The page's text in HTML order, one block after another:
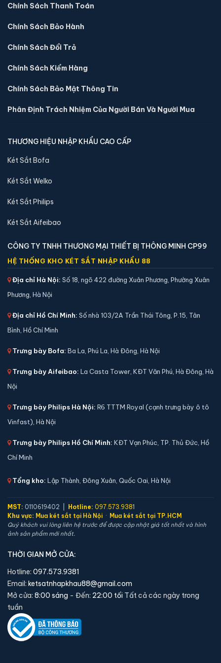
Khám phá thêm các mẫu thuộc dòng
so sánh kích thước, công nghệ khoá và mức giá trước khi đặt
hàng.
Két sắt mini Liberty LB30S-G vân tay điện tử màu
gold chính hãng
📐 Kích thước:30 x 39 x 32 cm
⚖️ Trọng lượng:
🛡️ Bảo hành:24 tháng
4,290,000 đ
Xem chi tiết →
⚖️ Trọng lượng:45 kg
🔒 Khoá:
🛡️ Bảo hành:24 tháng
4,290,000 đ
Chính Sách Thanh Toán
Chính Sách Bảo Hành
Chính Sách Đổi Trả
Chính Sách Kiểm Hàng
Chính Sách Bảo Mật Thông Tin
Phân Định Trách Nhiệm Của Người Bán Và Người Mua
THƯƠNG HIỆU NHẬP KHẨU CAO CẤP
Két Sắt Bofa
Két Sắt Welko
Két Sắt Philips
Két Sắt Aifeibao
CÔNG TY TNHH THƯƠNG MẠI THIẾT BỊ THÔNG MINH CP99
HỆ THỐNG KHO KÉT SẮT NHẬP KHẨU 88
Địa chỉ Hà Nội: Số 18, ngõ 422 đường Xuân Phương, Phường Xuân
Phương, Hà Nội
Địa chỉ Hồ Chí Minh: Số nhà 103/2A Trần Thái Tông, P.15, Tân
Bình, Hồ Chí Minh
Trưng bày Bofa: Ba La, Phú La, Hà Đông, Hà Nội
Trưng bày Aifeibao: La Casta Tower, KĐT Văn Phú, Hà Đông, Hà
Nội
Trưng bày Philips Hà Nội: R6 TTTM Royal (cạnh trưng bày ô tô
Vinfast), Hà Nội
Trưng bày Philips Hồ Chí Minh: KĐT Vạn Phúc, TP. Thủ Đức, Hồ
Chí Minh
Tổng kho: Lập Thành, Đông Xuân, Quốc Oai, Hà Nội
MST: 0110619402 | Hotline: 097.573.9381
Khu vực: Mua két sắt tại Hà Nội · Mua két sắt tại TP.HCM
Quý khách vui lòng liên hệ trước để được cập nhật giá tốt nhất và hình
ảnh sản phẩm mới nhất.
THỜI GIAN MỞ CỬA:
Hotline: 097.573.9381
Email: ketsatnhapkhau88@gmail.com
Mở cửa: 8:00 sáng - Đến: 22:00 tối Tất cả các ngày trong
tuần